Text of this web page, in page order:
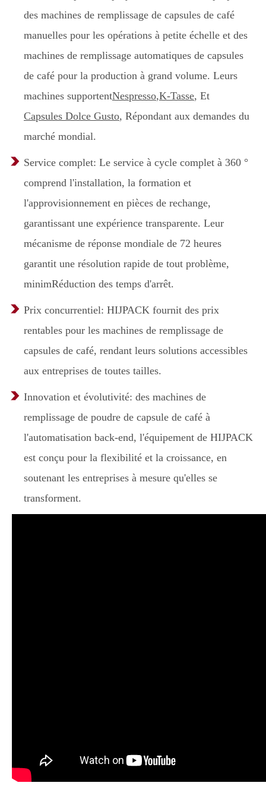
des machines de remplissage de capsules de café
manuelles pour les opérations à petite échelle et des
machines de remplissage automatiques de capsules
de café pour la production à grand volume. Leurs
machines supportentNespresso,K-Tasse, Et
Capsules Dolce Gusto, Répondant aux demandes du
marché mondial.
Service complet: Le service à cycle complet à 360 °
comprend l'installation, la formation et
l'approvisionnement en pièces de rechange,
garantissant une expérience transparente. Leur
mécanisme de réponse mondiale de 72 heures
garantit une résolution rapide de tout problème,
minimRéduction des temps d'arrêt.
Prix concurrentiel: HIJPACK fournit des prix
rentables pour les machines de remplissage de
capsules de café, rendant leurs solutions accessibles
aux entreprises de toutes tailles.
Innovation et évolutivité: des machines de
remplissage de poudre de capsule de café à
l'automatisation back-end, l'équipement de HIJPACK
est conçu pour la flexibilité et la croissance, en
soutenant les entreprises à mesure qu'elles se
transforment.